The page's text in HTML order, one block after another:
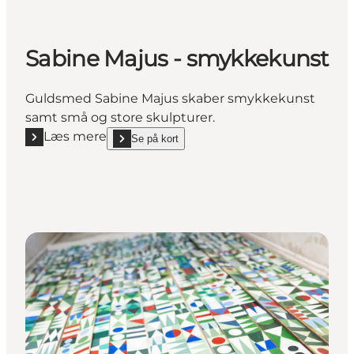
Sabine Majus - smykkekunst
Guldsmed Sabine Majus skaber smykkekunst
samt små og store skulpturer.
Læs mere
Læs mere "Sabine Majus - smykkekunst"
Se på kort
show Sabine Majus - smykkekunst on_map